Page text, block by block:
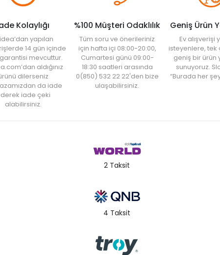
Kolaylığı
yapılan
14 gün içinde
mevcuttur.
aldığınız
dilerseniz
da iade
iade çeki
alabilirsiniz.
%100 Müşteri Odaklılık
Tüm soru ve önerileriniz
için hafta içi 08:00-20:00,
Cumartesi günü 09:00-
18:30 saatleri arasında
0(850) 532 22 22'den bize
ulaşabilirsiniz.
Geniş Ürün
Ev alışverişi
isteyenlere, tek
geniş bir ürün
sunuyoruz.
“Burada her
2 Taksit
4 Taksit